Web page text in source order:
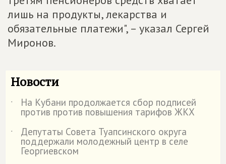
лишь на продукты, лекарства и
обязательные платежи", – указал Сергей
Миронов.
Новости
˙ На Кубани продолжается сбор подписей
против против повышения тарифов ЖКХ
˙
Депутаты Совета Туапсинского округа
поддержали молодежный центр в селе
Георгиевском